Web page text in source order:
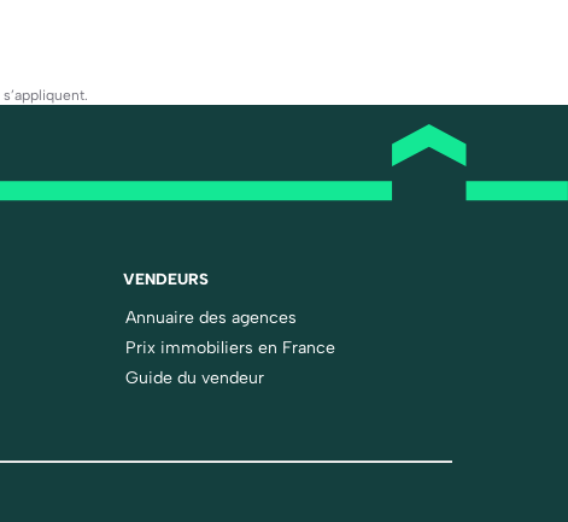
s’appliquent.
VENDEURS
Annuaire des agences
Prix immobiliers en France
Guide du vendeur